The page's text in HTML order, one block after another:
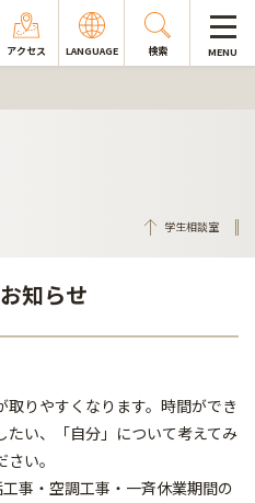
アクセス LANGUAGE 検索 MENU
学生相談室
知らせ
取りやすくなります。時間ができ
たい、「自分」について考えてみ
い。
事・空調工事・一斉休業期間の